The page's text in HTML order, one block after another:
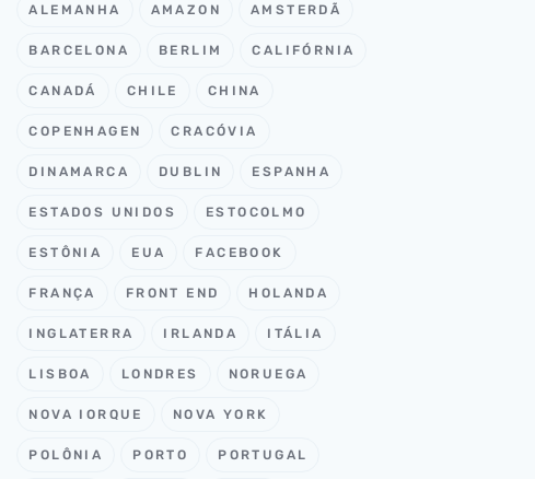
ALEMANHA AMAZON AMSTERDÃ
BARCELONA BERLIM CALIFÓRNIA
CANADÁ CHILE CHINA
COPENHAGEN CRACÓVIA
DINAMARCA DUBLIN ESPANHA
ESTADOS UNIDOS ESTOCOLMO
ESTÔNIA EUA FACEBOOK
FRANÇA FRONT END HOLANDA
INGLATERRA IRLANDA ITÁLIA
LISBOA LONDRES NORUEGA
NOVA IORQUE NOVA YORK
POLÔNIA PORTO PORTUGAL